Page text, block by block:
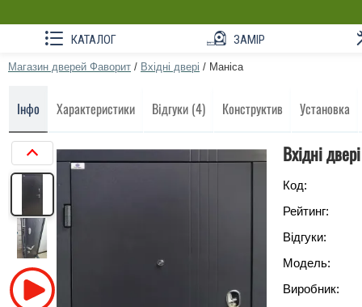
КАТАЛОГ ЗАМІР
Магазин дверей Фаворит / Вхідні двері / Маніса
Інфо Характеристики Відгуки (4) Конструктив Установка
Вхідні
Код:
Рейтинг:
Відгуки:
Модель:
Виробник: